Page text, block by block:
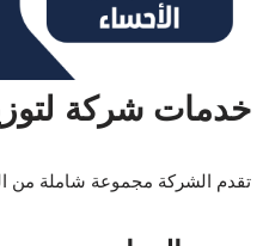
خدمات شركة
تقدم الشركة مجموعة شاملة من